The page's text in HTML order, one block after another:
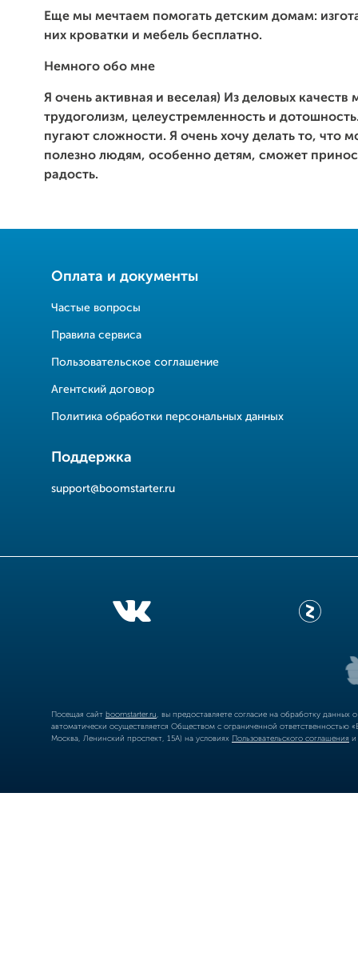
Еще мы мечтаем помогать детским домам:
них кроватки и мебель бесплатно.
Немного обо мне
Я очень активная и веселая) Из деловых качеств
трудоголизм, целеустремленность и
пугают сложности. Я очень хочу делать то, что
полезно людям, особенно детям, сможет
радость.
Оплата и документы
Частые вопросы
Правила сервиса
Пользовательское соглашение
Агентский договор
Политика обработки персональных данных
Поддержка
support@boomstarter.ru
Посещая сайт boomstarter.ru , вы предоставляете согласие на обработку
автоматически осуществляется Обществом с ограниченной
Москва, Ленинский проспект, 15А) на условиях Пользовательского соглашения и